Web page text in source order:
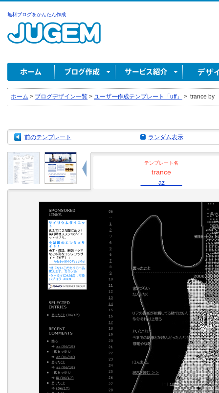
無料ブログをかんたん作成
ホーム > ブログデザイン一覧 > ユーザー作成テンプレート「utf」 >
前のテンプレート ランダム表示
テンプレート名
trance
az